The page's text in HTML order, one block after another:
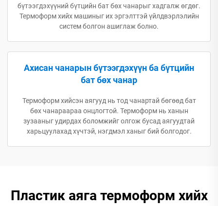
бүтээгдэхүүний бүтцийн бат бөх чанарыг хадгалж өгдөг.
Термоформ хийх машиныг их эргэлттэй үйлдвэрлэлийн
систем болгон ашиглаж болно.
Ахисан чанарын бүтээгдэхүүн ба бүтцийн
бат бөх чанар
Термоформ хийсэн аягууд нь тод чанартай бөгөөд бат
бөх чанараараа онцлогтой. Термоформ нь ханын
зузааныг удирдах боломжийг олгож бусад аягуудтай
харьцуулахад хүчтэй, нэгдмэл ханыг бий болгодог.
Пластик аяга термоформ хийх